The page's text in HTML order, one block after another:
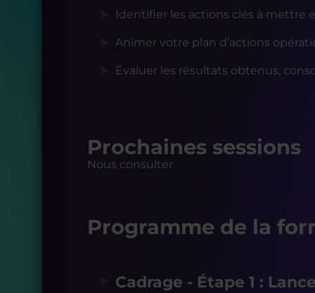
Identifier les actions clés à mettre
Animer votre plan d’actions
Évaluer les résultats obtenus,
Prochaines sessions
Nous consulter
Programme de la
Cadrage - Étape 1 :